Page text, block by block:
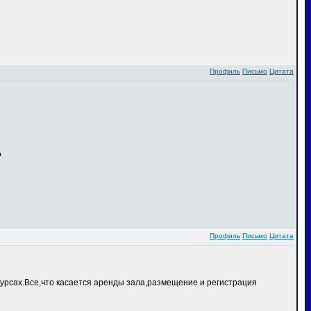
Профиль Письмо Цитата
Профиль Письмо Цитата
касается аренды зала,размещение и регистрация